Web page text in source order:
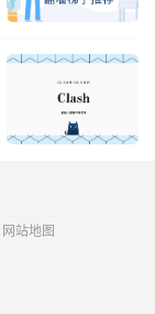
网站地图